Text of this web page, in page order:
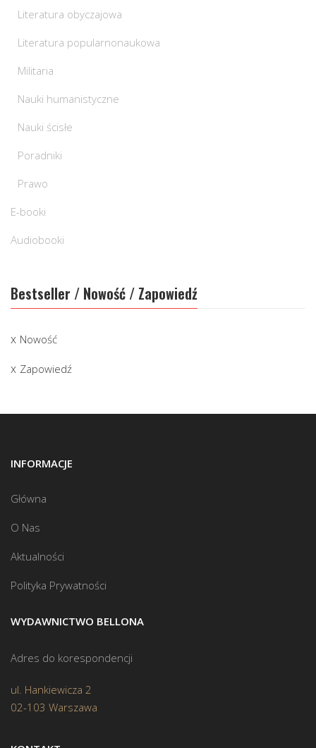
Literatura obyczajowa
Literatura popularnonaukowa
Militaria
Nauki humanistyczne
Nauki ścisłe
Poradniki
Prawo
E-booki
Audiobooki
Bestseller / Nowość / Zapowiedź
Nowość
Zapowiedź
INFORMACJE
Główna
O Nas
Aktualności
Polityka Prywatności
WYDAWNICTWO BELLONA
Adres do korespondencji
ul. Hankiewicza 2
02-103 Warszawa